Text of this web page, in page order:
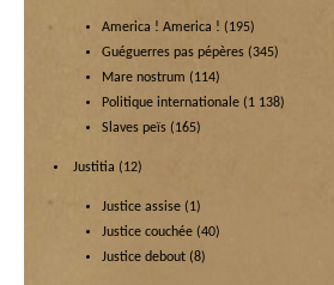
America ! America ! (195)
Guéguerres pas pépères (345)
Mare nostrum (114)
Politique internationale (1 138)
Slaves peïs (165)
Justitia (12)
Justice assise (1)
Justice couchée (40)
Justice debout (8)